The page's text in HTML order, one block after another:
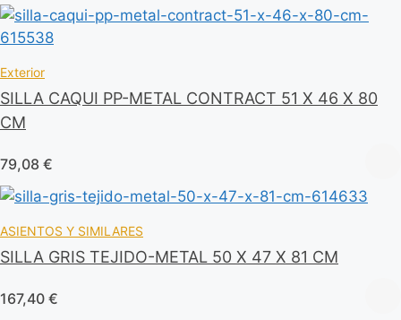
Exterior
SILLA CAQUI PP-METAL CONTRACT 51 X 46 X 80
CM
79,08 €
ASIENTOS Y SIMILARES
SILLA GRIS TEJIDO-METAL 50 X 47 X 81 CM
167,40 €